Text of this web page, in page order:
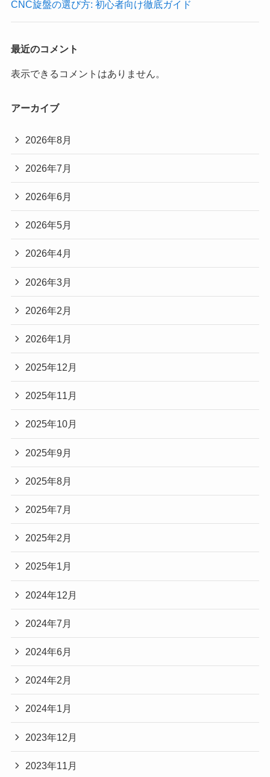
CNC旋盤の選び方: 初心者向け徹底ガイド
最近のコメント
表示できるコメントはありません。
アーカイブ
2026年8月
2026年7月
2026年6月
2026年5月
2026年4月
2026年3月
2026年2月
2026年1月
2025年12月
2025年11月
2025年10月
2025年9月
2025年8月
2025年7月
2025年2月
2025年1月
2024年12月
2024年7月
2024年6月
2024年2月
2024年1月
2023年12月
2023年11月